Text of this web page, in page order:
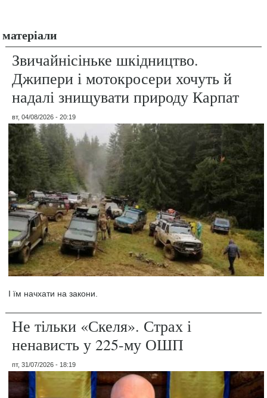
матеріали
Звичайнісіньке шкідництво.
Джипери і мотокросери хочуть й
надалі знищувати природу Карпат
вт, 04/08/2026 - 20:19
І їм начхати на закони.
Не тільки «Скеля». Страх і
ненависть у 225-му ОШП
пт, 31/07/2026 - 18:19